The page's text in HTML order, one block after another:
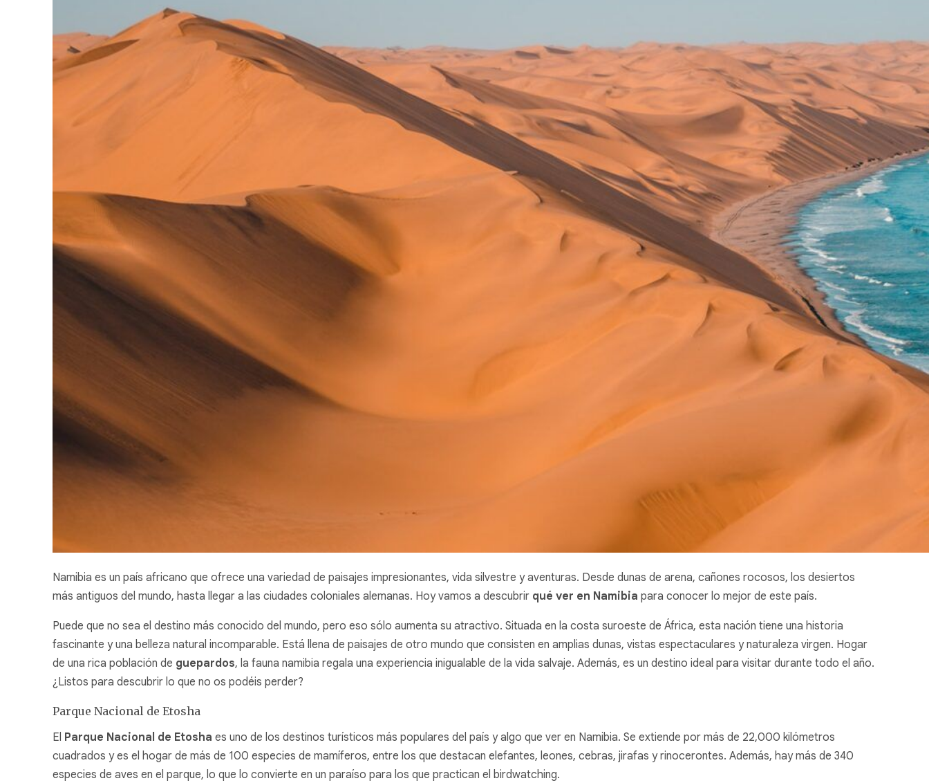
Namibia es un país africano que ofrece una variedad de paisajes impresionantes, vida silvestre y aventuras. Desde dunas de arena, cañones rocosos, los desiertos
más antiguos del mundo, hasta llegar a las ciudades coloniales alemanas. Hoy vamos a descubrir qué ver en Namibia para conocer lo mejor de este país.
Puede que no sea el destino más conocido del mundo, pero eso sólo aumenta su atractivo. Situada en la costa suroeste de África, esta nación tiene una historia
fascinante y una belleza natural incomparable. Está llena de paisajes de otro mundo que consisten en amplias dunas, vistas espectaculares y naturaleza virgen. Hogar
de una rica población de guepardos, la fauna namibia regala una experiencia inigualable de la vida salvaje. Además, es un destino ideal para visitar durante todo el año.
¿Listos para descubrir lo que no os podéis perder?
Parque Nacional de Etosha
El Parque Nacional de Etosha es uno de los destinos turísticos más populares del país y algo que ver en Namibia. Se extiende por más de 22,000 kilómetros
cuadrados y es el hogar de más de 100 especies de mamíferos, entre los que destacan elefantes, leones, cebras, jirafas y rinocerontes. Además, hay más de 340
especies de aves en el parque, lo que lo convierte en un paraíso para los que practican el birdwatching.